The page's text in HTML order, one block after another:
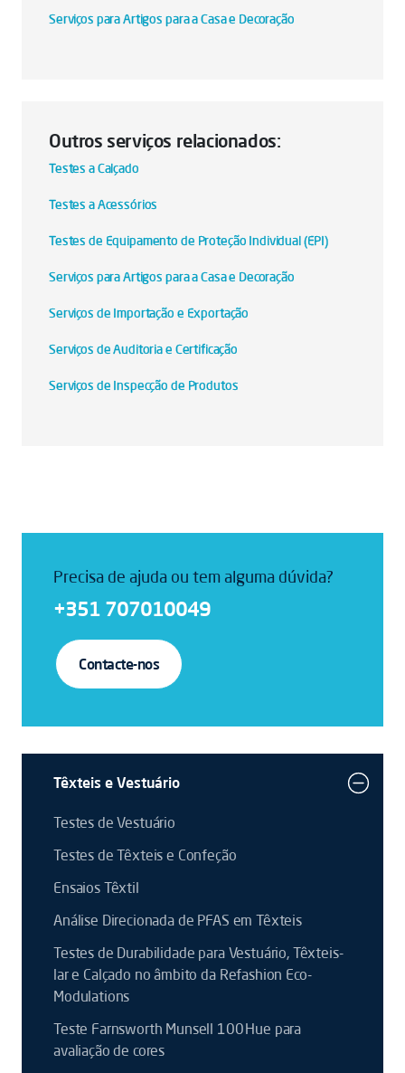
Serviços para Artigos para a Casa e Decoração
Outros serviços relacionados:
Testes a Calçado
Testes a Acessórios
Testes de Equipamento de Proteção Individual (EPI)
Serviços para Artigos para a Casa e Decoração
Serviços de Importação e Exportação
Serviços de Auditoria e Certificação
Serviços de Inspecção de Produtos
Precisa de ajuda ou tem alguma dúvida?
+351 707010049
Contacte-nos
Têxteis e Vestuário
Testes de Vestuário
Testes de Têxteis e Confeção
Ensaios Têxtil
Análise Direcionada de PFAS em Têxteis
Testes de Durabilidade para Vestuário, Têxteis-
lar e Calçado no âmbito da Refashion Eco-
Modulations
Teste Farnsworth Munsell 100 Hue para
avaliação de cores